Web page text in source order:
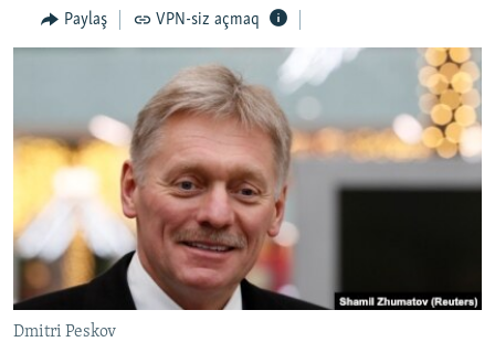
QANUNI DOĞRU
VIDEO
FOTOQALEREYA
İNFOQRAFIKA
KARIKATURA
RADIO ARXIV
OXU ZALI
AZƏRBAYCAN ƏDƏBIYYATI KITABXANASI
İSLAM VƏ DEMOKRATIYA
İZ - MƏDƏNIYYƏT PROQRAMI
HAQQIMIZDA
MISSIYAMIZ
PEŞƏ ETIKASI VƏ JURNALISTIKA STANDARTLARIMIZ
MATERIALLARIMIZDAN ISTIFADƏ
AZADLIQRADIOSU MOBIL TELEFONUNUZDA
BIZI IZLƏ
Paylaş VPN-siz açmaq
Dmitri Peskov